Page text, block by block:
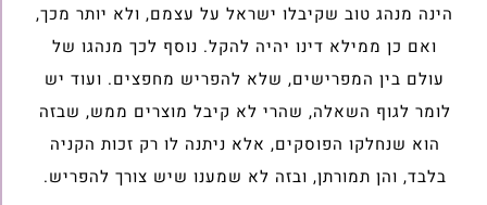
הינה מנהג טוב שקיבלו ישראל על עצמם, ולא יותר מכך,
ואם כן ממילא דינו יהיה להקל. נוסף לכך מנהגו של
עולם בין המפרישים, שלא להפריש מחפצים. ועוד יש
לומר לגוף השאלה, שהרי לא קיבל מוצרים ממש, שבזה
הוא שנחלקו הפוסקים, אלא ניתנה לו רק זכות הקניה
בלבד, והן תמורתן, ובזה לא שמענו שיש צורך להפריש.